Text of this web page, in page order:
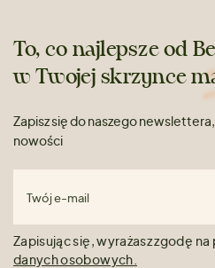
To, co najlepsze od
w Twojej skrzynce
Zapisz się do naszego
nowości
Twój e-mail
Zapisując się, wyrażasz zgodę
danych osobowych.